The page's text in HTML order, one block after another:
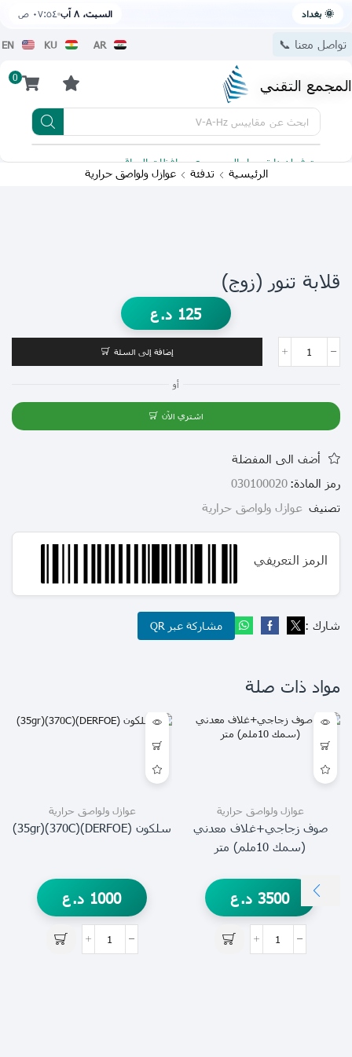
🌞 بغداد السبت، ٨ آب ٠٧:٥٤ ص
تواصل معنا 📞 AR
KU
EN
المجمع التقني 0
ابحث عن مقاييس V-A-Hz
يتوفر لدينا توصيل الى جميع محافظات العراق
الرئيسية تدفئة عوازل ولواصق حرارية
قلابة تنور (زوج)
125 د.ع
إضافة إلى السلة
أو
اشتري الآن
أضف الى المفضلة
رمز المادة: 030100020
تصنيف عوازل ولواصق حرارية
الرمز التعريفي
شارك : مشاركة عبر QR
مواد ذات صلة
عوازل ولواصق حرارية
صوف زجاجي+غلاف معدني
(سمك 10ملم) متر
3500 د.ع
عوازل ولواصق حرارية
سلكون (DERFOE)(370C)(35gr)
1000 د.ع